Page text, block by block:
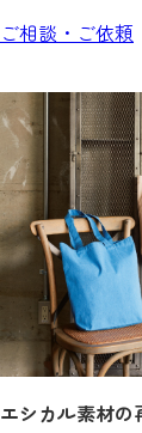
ご相談・ご依頼
エシカル素材